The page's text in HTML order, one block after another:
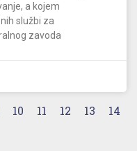
a kojem
službi za
zavoda
10 11 12 13
14